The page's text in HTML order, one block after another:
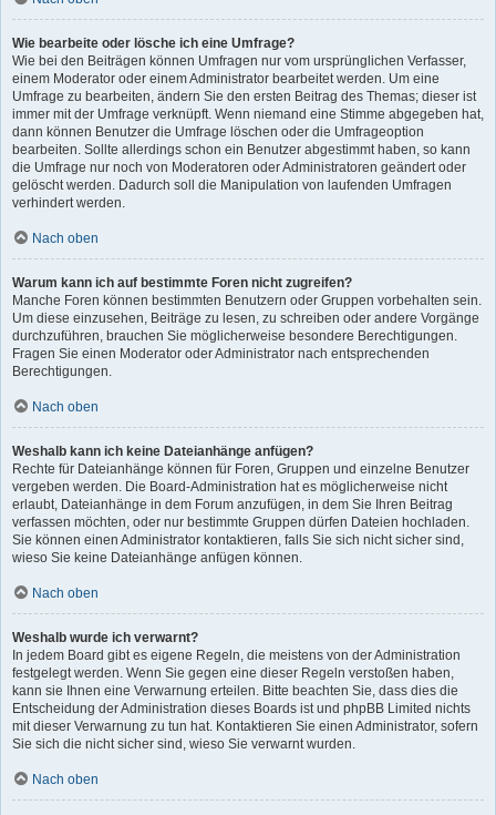
Wie bearbeite oder lösche ich eine Umfrage?
Wie bei den Beiträgen können Umfragen nur vom ursprünglichen Verfasser,
einem Moderator oder einem Administrator bearbeitet werden. Um eine
Umfrage zu bearbeiten, ändern Sie den ersten Beitrag des Themas; dieser ist
immer mit der Umfrage verknüpft. Wenn niemand eine Stimme abgegeben hat,
dann können Benutzer die Umfrage löschen oder die Umfrageoption
bearbeiten. Sollte allerdings schon ein Benutzer abgestimmt haben, so kann
die Umfrage nur noch von Moderatoren oder Administratoren geändert oder
gelöscht werden. Dadurch soll die Manipulation von laufenden Umfragen
verhindert werden.
Nach oben
Warum kann ich auf bestimmte Foren nicht zugreifen?
Manche Foren können bestimmten Benutzern oder Gruppen vorbehalten sein.
Um diese einzusehen, Beiträge zu lesen, zu schreiben oder andere Vorgänge
durchzuführen, brauchen Sie möglicherweise besondere Berechtigungen.
Fragen Sie einen Moderator oder Administrator nach entsprechenden
Berechtigungen.
Nach oben
Weshalb kann ich keine Dateianhänge anfügen?
Rechte für Dateianhänge können für Foren, Gruppen und einzelne Benutzer
vergeben werden. Die Board-Administration hat es möglicherweise nicht
erlaubt, Dateianhänge in dem Forum anzufügen, in dem Sie Ihren Beitrag
verfassen möchten, oder nur bestimmte Gruppen dürfen Dateien hochladen.
Sie können einen Administrator kontaktieren, falls Sie sich nicht sicher sind,
wieso Sie keine Dateianhänge anfügen können.
Nach oben
Weshalb wurde ich verwarnt?
In jedem Board gibt es eigene Regeln, die meistens von der Administration
festgelegt werden. Wenn Sie gegen eine dieser Regeln verstoßen haben,
kann sie Ihnen eine Verwarnung erteilen. Bitte beachten Sie, dass dies die
Entscheidung der Administration dieses Boards ist und phpBB Limited nichts
mit dieser Verwarnung zu tun hat. Kontaktieren Sie einen Administrator, sofern
Sie sich die nicht sicher sind, wieso Sie verwarnt wurden.
Nach oben